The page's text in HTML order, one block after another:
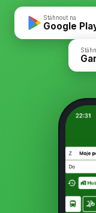
Stáhnout na
Google